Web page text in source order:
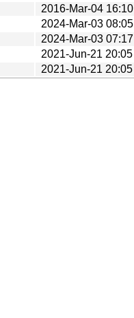
2016-Mar-04 16:10
2024-Mar-03 08:05
2024-Mar-03 07:17
2021-Jun-21 20:05
2021-Jun-21 20:05